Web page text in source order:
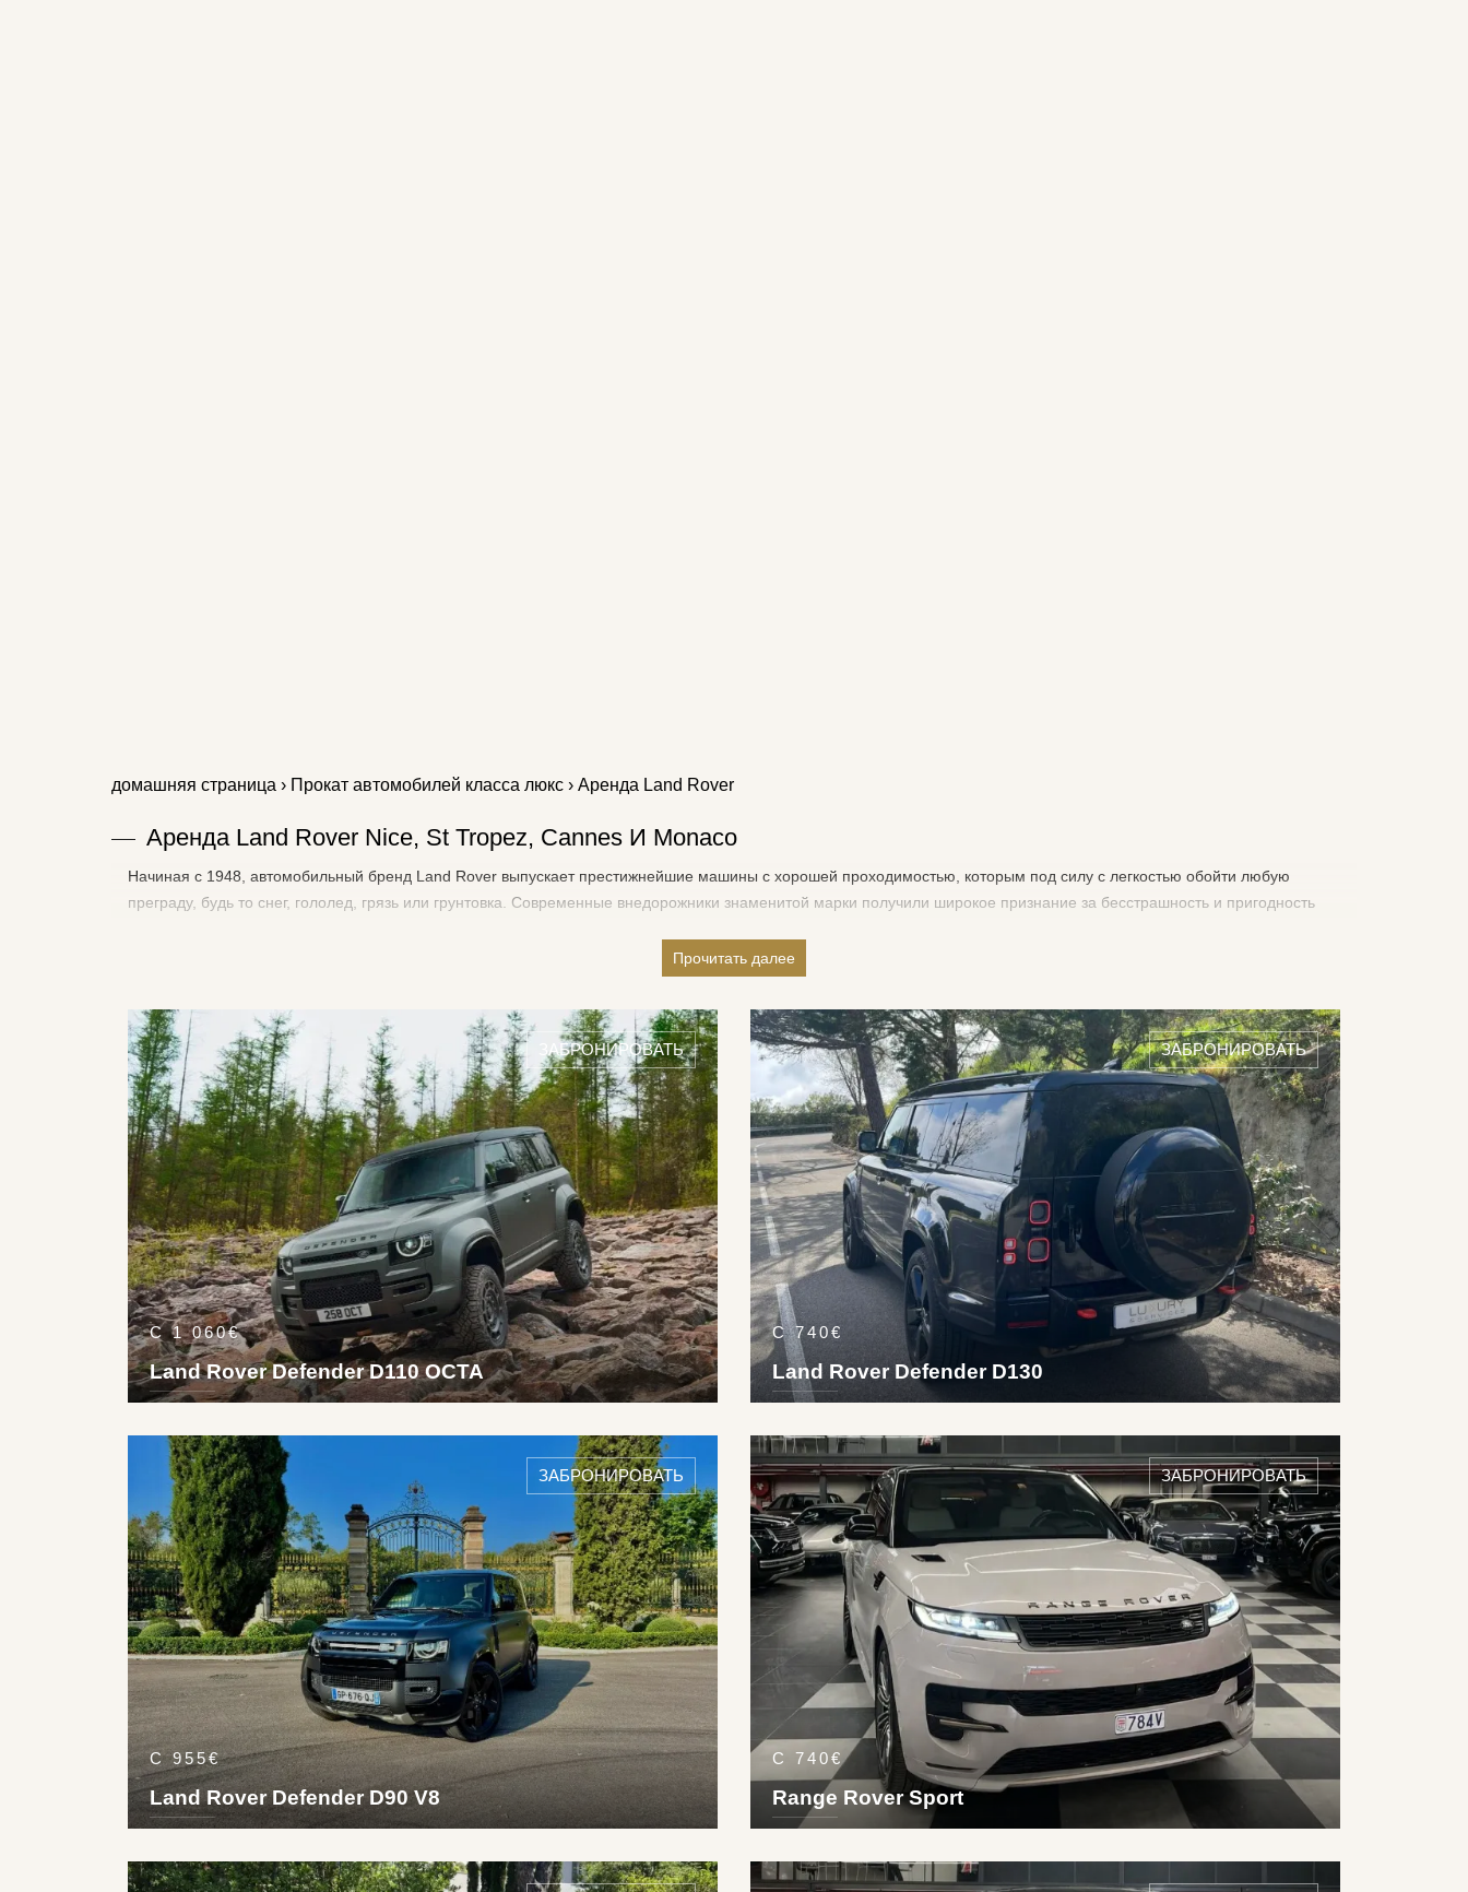
домашняя страница › Прокат автомобилей класса люкс › Аренда Land Rover
Аренда Land Rover Nice, St Tropez, Cannes И Monaco
Начиная с 1948, автомобильный бренд Land Rover выпускает престижнейшие машины с хорошей проходимостью, которым под силу с легкостью обойти любую
преграду, будь то снег, гололед, грязь или грунтовка. Современные внедорожники знаменитой марки получили широкое признание за бесстрашность и пригодность
подойдут для экскурсий по Средиземноморскому побережью, где сегодня ты можешь перемещаться по холмистой сельской местности, окруженной горами, а уже
завтра бродить по уютным улочкам гламурных городов. Авто данного бренда также прекрасно подходит для зимнего сезона, так как обладает вместительным
багажником, тяговитым двигателем и полным приводом. В Luxury & Services Rent мы рады предложить на прокат широкий выбор моделей спортивного внедорожника
Land Rover, которые придутся по вкусу даже изощренным автолюбителям. Машины могут быть доставлены как в аэропорт, так и к горным склонам Куршавеля,
Шамони и других именитых Альпийских курортов; и в крупные европейские города такие, как Ницца, Париж, Вена, Милан, Рим и Барселона.
Прочитать далее
ЗАБРОНИРОВАТЬ
С 1 060€
Land Rover Defender D110 OCTA
5 5 3 4 Pet 250
ЗАБРОНИРОВАТЬ
С 740€
Land Rover Defender D130
8 5 3 2 Die 191
ЗАБРОНИРОВАТЬ
С 955€
Land Rover Defender D90 V8
5 3 3 4 ??? 240
km/h
ЗАБРОНИРОВАТЬ
С 740€
Range Rover Sport
5 4 4 6 Pet 242
km/h